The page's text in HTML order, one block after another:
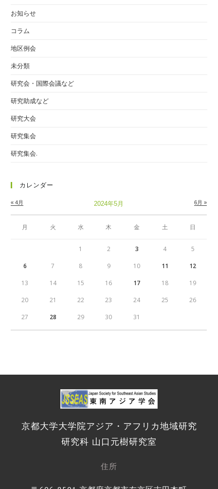
お知らせ
コラム
地区例会
未分類
研究会・国際会議など
研究助成など
研究大会
研究集会
研究集会.
カレンダー
2024年5月
月 火 水 木 金 土 日
« 4月 6月 »
1 2 3 4 5
6 7 8 9 10 11 12
13 14 15 16 17 18 19
20 21 22 23 24 25 26
27 28 29 30 31
京都大学大学院アジア・アフリカ地域研究
研究科 山口元樹研究室
住所